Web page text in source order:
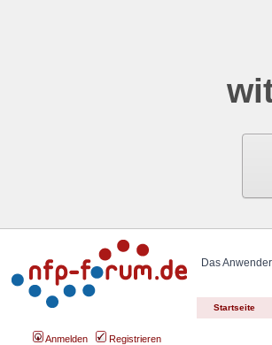
Das
Startseite
Anmelden Registrieren